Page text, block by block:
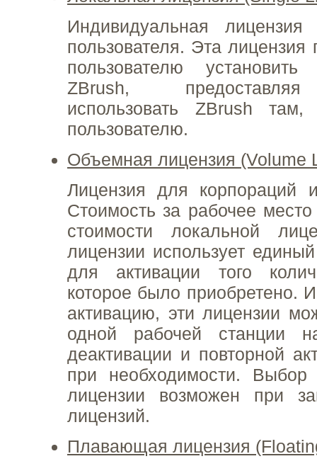
Индивидуальная лицензия
пользователя. Эта лицензия
пользователю
ZBrush,
использовать ZBrush
пользователю.
Объемная лицензия (Volume
Лицензия для корпораций
Стоимость за рабочее
стоимости локальной
лицензии использует
для активации того
которое было приобретено.
активацию, эти лицензии
одной рабочей станции
деактивации и повторной
при необходимости.
лицензии возможен при
лицензий.
Плавающая лицензия